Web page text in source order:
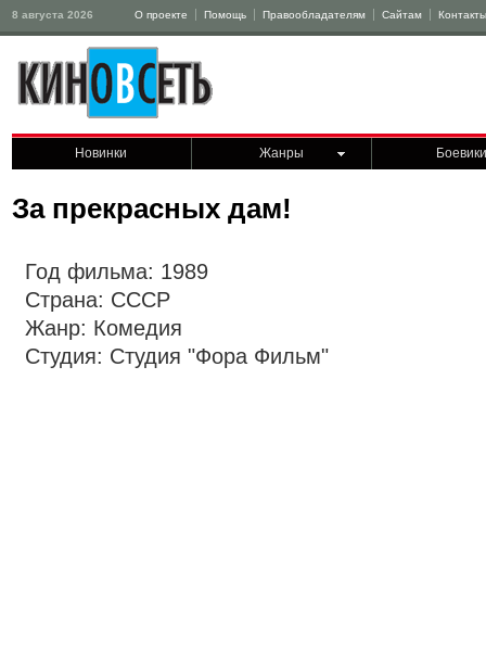
8 августа 2026 О проекте Помощь Правообладателям Сайтам Контакты
Новинки Жанры Боевики
За прекрасных дам!
Год фильма: 1989
Страна: СССР
Жанр: Комедия
Студия: Студия "Фора Фильм"